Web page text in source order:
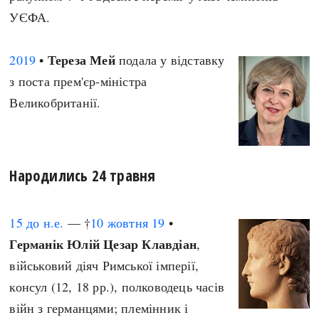
УЄФА.
2019 • Тереза Мейподала у відставку
з поста прем'єр-міністра
Великобританії.
Народились 24 травня
15 до н.е. — †10 жовтня 19 •
Германік Юлій Цезар Клавдіан,
військовий діяч Римської імперії,
консул (12, 18 рр.), полководець часів
війн з германцями; племінник і